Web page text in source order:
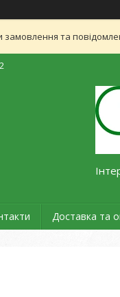
та
Доставка та